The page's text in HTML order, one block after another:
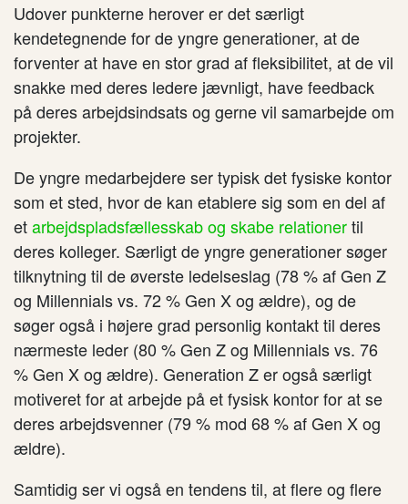
Udover punkterne herover er det særligt
kendetegnende for de yngre generationer, at de
forventer at have en stor grad af fleksibilitet, at de vil
snakke med deres ledere jævnligt, have feedback
på deres arbejdsindsats og gerne vil samarbejde om
projekter.
De yngre medarbejdere ser typisk det fysiske kontor
som et sted, hvor de kan etablere sig som en del af
etarbejdspladsfællesskab og skabe relationertil
deres kolleger. Særligt de yngre generationer søger
tilknytning til de øverste ledelseslag (78 % af Gen Z
og Millennials vs. 72 % Gen X og ældre), og de
søger også i højere grad personlig kontakt til deres
nærmeste leder (80 % Gen Z og Millennials vs. 76
% Gen X og ældre). Generation Z er også særligt
motiveret for at arbejde på et fysisk kontor for at se
deres arbejdsvenner (79 % mod 68 % af Gen X og
ældre).
Samtidig ser vi også en tendens til, at flere og flere